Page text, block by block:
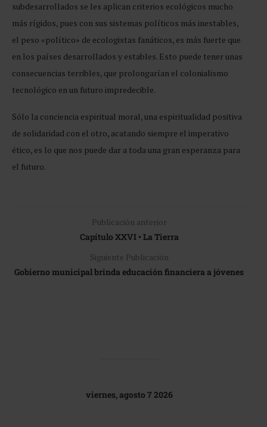
subdesarrollados se les aplican criterios ecológicos mucho
más rígidos, pues con sus sistemas políticos más inestables,
el peso «político» de ecologistas fanáticos, es más fuerte que
en los países desarrollados y estables. Esto puede tener unas
consecuencias terribles, que prolongarían el colonialismo
tecnológico en un futuro impredecible.
Sólo la conciencia espiritual moral, una espiritualidad positiva
de solidaridad con el otro, acatando siempre el imperativo
ético, es lo que nos puede dar a toda una gran esperanza para
el futuro.
Publicación anterior
Capítulo XXVI • La Tierra
Siguiente Publicación
Gobierno municipal brinda educación financiera a jóvenes
viernes, agosto 7 2026